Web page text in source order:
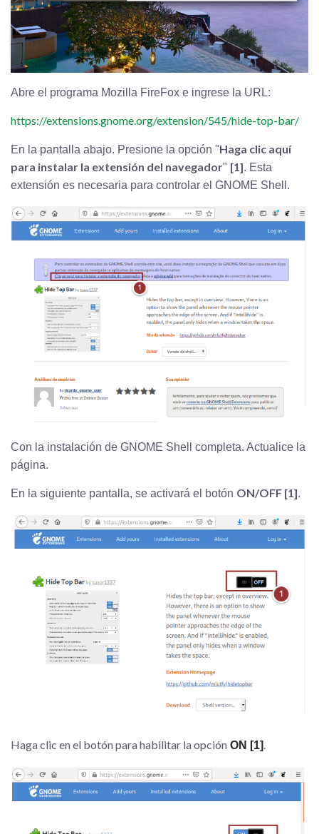
Abre el programa Mozilla FireFox e ingrese la URL:
https://extensions.gnome.org/extension/545/hide-top-bar/
En la pantalla abajo. Presione la opción "Haga clic aquí
para instalar la extensión del navegador" [1]. Esta
extensión es necesaria para controlar el GNOME Shell.
Con la instalación de GNOME Shell completa. Actualice la
página.
En la siguiente pantalla, se activará el botón ON/OFF [1].
Haga clic en el botón para habilitar la opción ON [1]